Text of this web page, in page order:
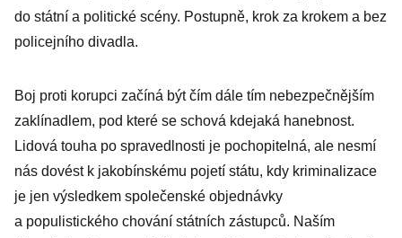
do státní a politické scény. Postupně, krok za krokem a bez
policejního divadla.
Boj proti korupci začíná být čím dále tím nebezpečnějším
zaklínadlem, pod které se schová kdejaká hanebnost.
Lidová touha po spravedlnosti je pochopitelná, ale nesmí
nás dovést k jakobínskému pojetí státu, kdy kriminalizace
je jen výsledkem společenské objednávky
a populistického chování státních zástupců. Naším